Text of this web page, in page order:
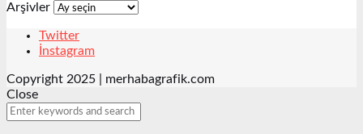
Arşivler
Twitter
İnstagram
Copyright 2025 | merhabagrafik.com
Close